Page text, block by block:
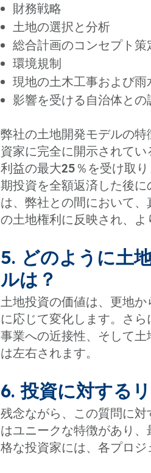
財務戦略
土地の選択と分析
総合計画のコンセプト策
環境規制
現地の土木工事および雨
影響を受ける自治体との
弊社の土地開発モデルの
資家に完全に開示されて
利益の最大25％を受け取
期投資を全額返済した後
は、弊社との間において
の土地権利に反映され、よ
5. どのように土
ルは？
土地投資の価値は、更地
に応じて変化します。さ
事業への近接性、そして
は左右されます。
6. 投資に対する
残念ながら、この質問に
はユニークな特徴があり
格な投資家には、各プロジ